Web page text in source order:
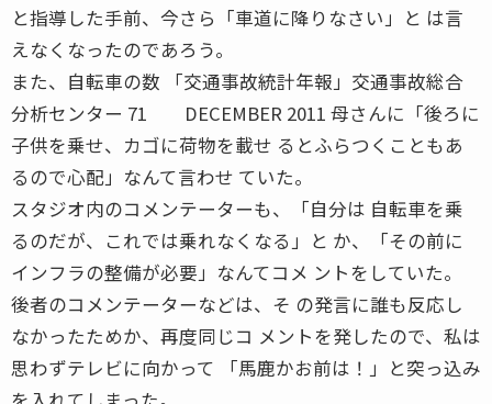
と指導した手前、今さら「車道に降りなさい」と は言
えなくなったのであろう。
また、自転車の数 「交通事故統計年報」交通事故総合
分析センター 71 DECEMBER 2011 母さんに「後ろに
子供を乗せ、カゴに荷物を載せ るとふらつくこともあ
るので心配」なんて言わせ ていた。
スタジオ内のコメンテーターも、「自分は 自転車を乗
るのだが、これでは乗れなくなる」と か、「その前に
インフラの整備が必要」なんてコメ ントをしていた。
後者のコメンテーターなどは、そ の発言に誰も反応し
なかったためか、再度同じコ メントを発したので、私は
思わずテレビに向かって 「馬鹿かお前は！」と突っ込み